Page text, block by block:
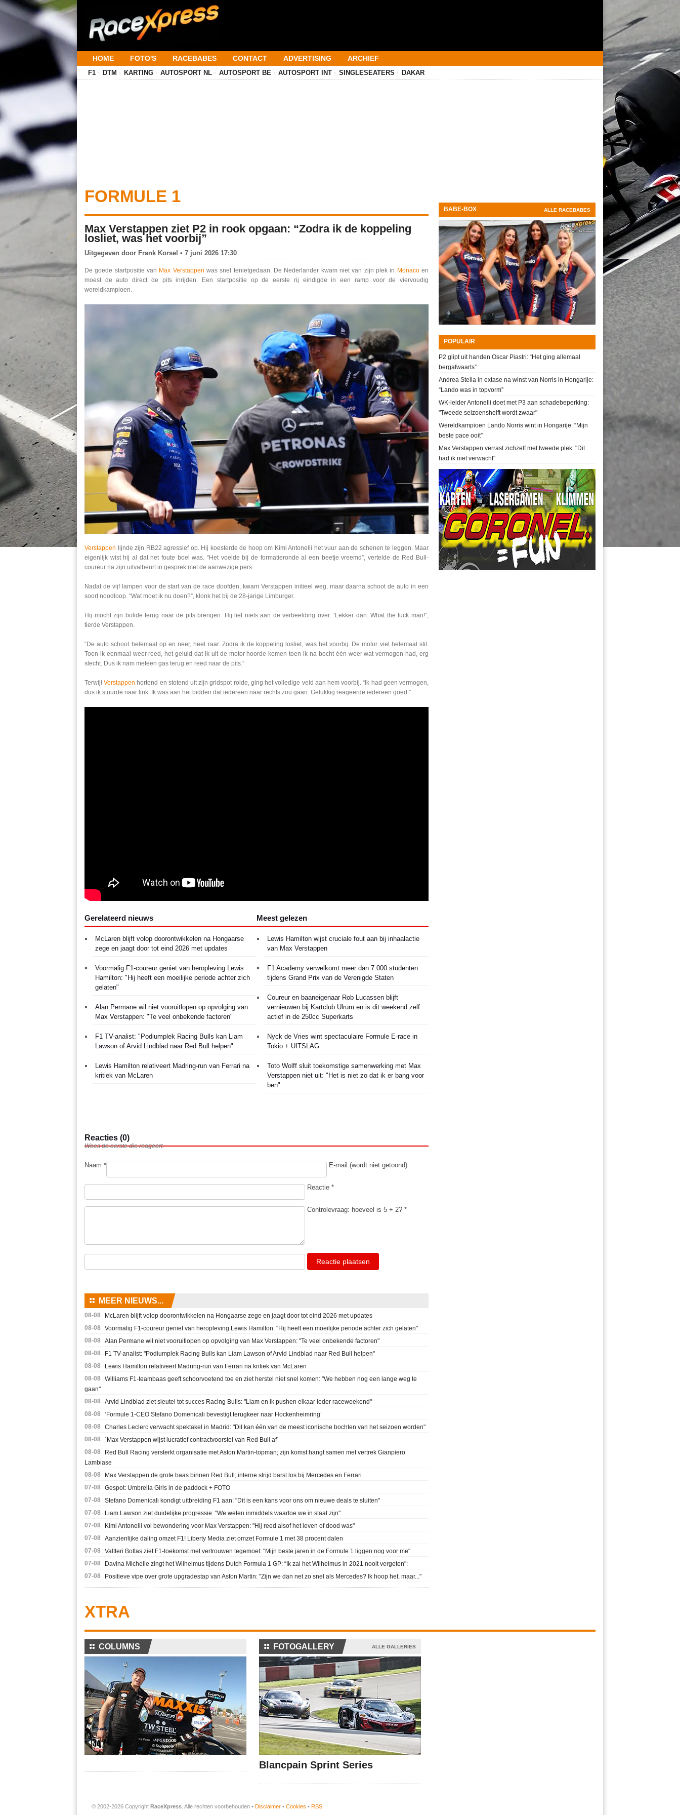
HOME FOTO'S RACEBABES CONTACT ADVERTISING ARCHIEF
F1 DTM KARTING AUTOSPORT NL AUTOSPORT BE AUTOSPORT INT SINGLESEATERS DAKAR
FORMULE 1
Max Verstappen ziet P2 in rook opgaan: “Zodra ik de koppeling
losliet, was het voorbij”
Uitgegeven door Frank Korsel • 7 juni 2026 17:30
De goede startpositie van Max Verstappen was snel tenietgedaan. De Nederlander kwam niet van zijn plek in Monacoen
moest de auto direct de pits inrijden. Een startpositie op de eerste rij eindigde in een ramp voor de viervoudig
wereldkampioen.
Verstappen lijnde zijn RB22 agressief op. Hij koesterde de hoop om Kimi Antonelli het vuur aan de schenen te leggen. Maar
eigenlijk wist hij al dat het foute boel was. “Het voelde bij de formatieronde al een beetje vreemd”, vertelde de Red Bull-
coureur na zijn uitvalbeurt in gesprek met de aanwezige pers.
Nadat de vijf lampen voor de start van de race doofden, kwam Verstappen initieel weg, maar daarna schoot de auto in een
soort noodloop. “Wat moet ik nu doen?”, klonk het bij de 28-jarige Limburger.
Hij mocht zijn bolide terug naar de pits brengen. Hij liet niets aan de verbeelding over. “Lekker dan. What the fuck man!”,
tierde Verstappen.
“De auto schoot helemaal op en neer, heel raar. Zodra ik de koppeling losliet, was het voorbij. De motor viel helemaal stil.
Toen ik eenmaal weer reed, het geluid dat ik uit de motor hoorde komen toen ik na bocht één weer wat vermogen had, erg
slecht. Dus ik nam meteen gas terug en reed naar de pits.”
TerwijlVerstappenhortend en stotend uit zijn gridspot rolde, ging het volledige veld aan hem voorbij. “Ik had geen vermogen,
dus ik stuurde naar link. Ik was aan het bidden dat iedereen naar rechts zou gaan. Gelukkig reageerde iedereen goed.”
Gerelateerd nieuws
McLaren blijft volop doorontwikkelen na Hongaarse
zege en jaagt door tot eind 2026 met updates
Voormalig F1-coureur geniet van heropleving Lewis
Hamilton: "Hij heeft een moeilijke periode achter zich
gelaten"
Alan Permane wil niet vooruitlopen op opvolging van
Max Verstappen: "Te veel onbekende factoren"
F1 TV-analist: "Podiumplek Racing Bulls kan Liam
Lawson of Arvid Lindblad naar Red Bull helpen"
Lewis Hamilton relativeert Madring-run van Ferrari na
kritiek van McLaren
Meest gelezen
Lewis Hamilton wijst cruciale fout aan bij inhaalactie
van Max Verstappen
F1 Academy verwelkomt meer dan 7.000 studenten
tijdens Grand Prix van de Verenigde Staten
Coureur en baaneigenaar Rob Lucassen blijft
vernieuwen bij Kartclub Ulrum en is dit weekend zelf
actief in de 250cc Superkarts
Nyck de Vries wint spectaculaire Formule E-race in
Tokio + UITSLAG
Toto Wolff sluit toekomstige samenwerking met Max
Verstappen niet uit: "Het is niet zo dat ik er bang voor
ben"
Reacties (0)
Wees de eerste die reageert.
Naam * E-mail (wordt niet getoond)
Reactie *
Controlevraag: hoeveel is 5 + 2? *
Reactie plaatsen
⚏ MEER NIEUWS...
08-08
McLaren blijft volop doorontwikkelen na Hongaarse zege en jaagt door tot eind 2026 met updates
08-08 Voormalig F1-coureur geniet van heropleving Lewis Hamilton: "Hij heeft een moeilijke periode achter zich gelaten"
08-08 Alan Permane wil niet vooruitlopen op opvolging van Max Verstappen: "Te veel onbekende factoren"
08-08
F1 TV-analist: "Podiumplek Racing Bulls kan Liam Lawson of Arvid Lindblad naar Red Bull helpen"
08-08
Lewis Hamilton relativeert Madring-run van Ferrari na kritiek van McLaren
08-08 Williams F1-teambaas geeft schoorvoetend toe en ziet herstel niet snel komen: "We hebben nog een lange weg te
gaan"
08-08 Arvid Lindblad ziet sleutel tot succes Racing Bulls: "Liam en ik pushen elkaar ieder raceweekend"
08-08 ‘Formule 1-CEO Stefano Domenicali bevestigt terugkeer naar Hockenheimring’
08-08 Charles Leclerc verwacht spektakel in Madrid: "Dit kan één van de meest iconische bochten van het seizoen worden"
08-08 ´Max Verstappen wijst lucratief contractvoorstel van Red Bull af´
08-08
Red Bull Racing versterkt organisatie met Aston Martin-topman; zijn komst hangt samen met vertrek Gianpiero
Lambiase
08-08
Max Verstappen de grote baas binnen Red Bull; interne strijd barst los bij Mercedes en Ferrari
07-08 Gespot: Umbrella Girls in de paddock + FOTO
07-08 Stefano Domenicali kondigt uitbreiding F1 aan: "Dit is een kans voor ons om nieuwe deals te sluiten"
07-08
Liam Lawson ziet duidelijke progressie: "We weten inmiddels waartoe we in staat zijn"
07-08
Kimi Antonelli vol bewondering voor Max Verstappen: "Hij reed alsof het leven of dood was"
07-08 Aanzienlijke daling omzet F1! Liberty Media ziet omzet Formule 1 met 38 procent dalen
07-08 Valtteri Bottas ziet F1-toekomst met vertrouwen tegemoet: "Mijn beste jaren in de Formule 1 liggen nog voor me"
07-08
Davina Michelle zingt het Wilhelmus tijdens Dutch Formula 1 GP: “Ik zal het Wilhelmus in 2021 nooit vergeten":
07-08
Positieve vipe over grote upgradestap van Aston Martin: "Zijn we dan net zo snel als Mercedes? Ik hoop het, maar..."
BABE-BOX ALLE RACEBABES
POPULAIR
P2 glipt uit handen Oscar Piastri: “Het ging allemaal
bergafwaarts”
Andrea Stella in extase na winst van Norris in Hongarije:
“Lando was in topvorm”
WK-leider Antonelli doet met P3 aan schadebeperking:
"Tweede seizoenshelft wordt zwaar"
Wereldkampioen Lando Norris wint in Hongarije: “Mijn
beste pace ooit”
Max Verstappen verrast zichzelf met tweede plek: "Dit
had ik niet verwacht"
XTRA
⚏ COLUMNS ⚏ FOTOGALLERY ALLE GALLERIES
Blancpain Sprint Series
© 2002-2026 Copyright RaceXpress . Alle rechten voorbehouden • Disclaimer • Cookies • RSS